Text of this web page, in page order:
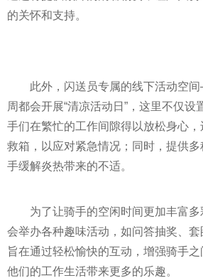
的关怀和支持。
此外，闪送员专属的线下活动空
周都会开展“清凉活动日”，这里不仅设
手们在繁忙的工作间隙得以放松身心
救箱，以应对紧急情况；同时，提供
手缓解炎热带来的不适。
为了让骑手的空闲时间更加丰富
会举办各种趣味活动，如问答抽奖、
旨在通过轻松愉快的互动，增强骑手
他们的工作生活带来更多的乐趣。